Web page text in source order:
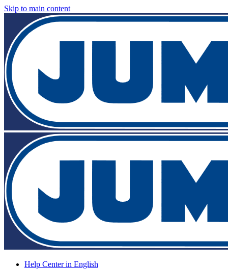
Skip to main content
Help Center in English